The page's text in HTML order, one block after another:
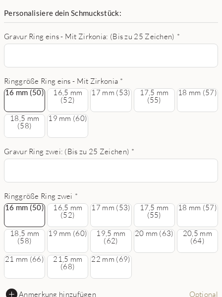
Personalisiere dein Schmuckstück:
Gravur Ring eins - Mit Zirkonia: (Bis zu 25 Zeichen) *
Ringgröße Ring eins - Mit Zirkonia *
16 mm (50)
16 mm (50)
16,5 mm
(52)
17 mm (53)
17,5 mm
(55)
18 mm (57)
18,5 mm
(58)
19 mm (60)
Gravur Ring zwei: (Bis zu 25 Zeichen) *
Ringgröße Ring zwei *
16 mm (50)
16 mm (50)
16,5 mm
(52)
17 mm (53)
17,5 mm
(55)
18 mm (57)
18,5 mm
(58)
19 mm (60)
19,5 mm
(62)
20 mm (63)
20,5 mm
(64)
21 mm (66)
21,5 mm
(68)
22 mm (69)
Anmerkung hinzufügen Optional